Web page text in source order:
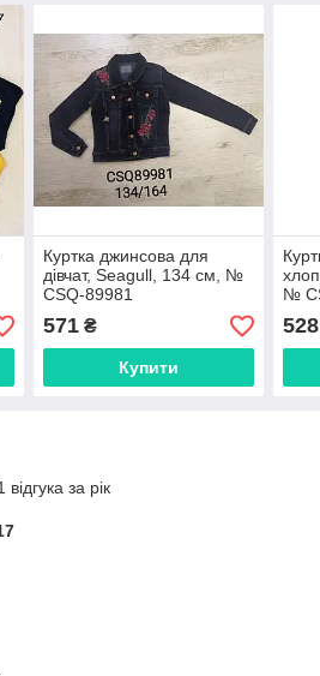
Куртка джинсова для
дівчат, Seagull, 134 см, №
CSQ-89981
571₴
Купити
№
528
за рік